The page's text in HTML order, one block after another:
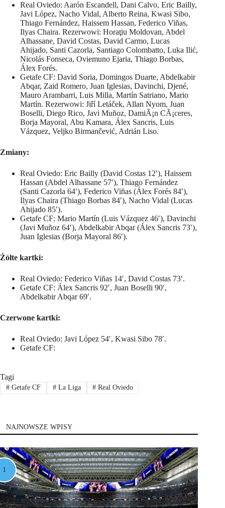
Real Oviedo: Aarón Escandell, Dani Calvo, Eric Bailly,
Javi López, Nacho Vidal, Alberto Reina, Kwasi Sibo,
Thiago Fernández, Haissem Hassan, Federico Viñas,
Ilyas Chaira. Rezerwowi: Horaţiu Moldovan, Abdel
Alhassane, David Costas, David Carmo, Lucas
Ahijado, Santi Cazorla, Santiago Colombatto, Luka Ilić,
Nicolás Fonseca, Oviemuno Ejaria, Thiago Borbas,
Álex Forés.
Getafe CF: David Soria, Domingos Duarte, Abdelkabir
Abqar, Zaid Romero, Juan Iglesias, Davinchi, Djené,
Mauro Arambarri, Luis Milla, Martín Satriano, Mario
Martín. Rezerwowi: Jiří Letáček, Allan Nyom, Juan
Boselli, Diego Rico, Javi Muñoz, DamiÃ¡n CÃ¡ceres,
Borja Mayoral, Abu Kamara, Álex Sancris, Luis
Vázquez, Veljko Birmančević, Adrián Liso.
Zmiany:
Real Oviedo: Eric Bailly (David Costas 12′), Haissem
Hassan (Abdel Alhassane 57′), Thiago Fernández
(Santi Cazorla 64′), Federico Viñas (Álex Forés 84′),
Ilyas Chaira (Thiago Borbas 84′), Nacho Vidal (Lucas
Ahijado 85′).
Getafe CF: Mario Martín (Luis Vázquez 46′), Davinchi
(Javi Muñoz 64′), Abdelkabir Abqar (Álex Sancris 73′),
Juan Iglesias (Borja Mayoral 86′).
Żółte kartki:
Real Oviedo: Federico Viñas 14′, David Costas 73′.
Getafe CF: Álex Sancris 92′, Juan Boselli 90′,
Abdelkabir Abqar 69′.
Czerwone kartki:
Real Oviedo: Javi López 54′, Kwasi Sibo 78′.
Getafe CF:
Tagi
#Getafe CF #La Liga # Real Oviedo
NAJNOWSZE WPISY